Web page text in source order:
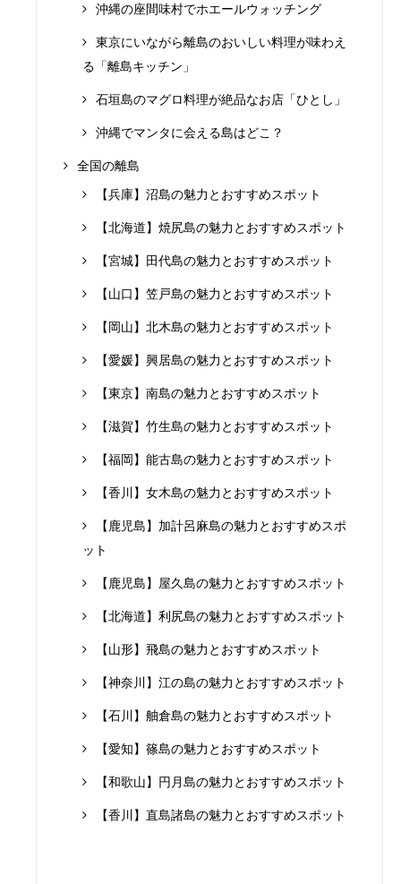
沖縄の座間味村でホエールウォッチング
東京にいながら離島のおいしい料理が味わえ
る「離島キッチン」
石垣島のマグロ料理が絶品なお店「ひとし」
沖縄でマンタに会える島はどこ？
全国の離島
【兵庫】沼島の魅力とおすすめスポット
【北海道】焼尻島の魅力とおすすめスポット
【宮城】田代島の魅力とおすすめスポット
【山口】笠戸島の魅力とおすすめスポット
【岡山】北木島の魅力とおすすめスポット
【愛媛】興居島の魅力とおすすめスポット
【東京】南島の魅力とおすすめスポット
【滋賀】竹生島の魅力とおすすめスポット
【福岡】能古島の魅力とおすすめスポット
【香川】女木島の魅力とおすすめスポット
【鹿児島】加計呂麻島の魅力とおすすめスポ
ット
【鹿児島】屋久島の魅力とおすすめスポット
【北海道】利尻島の魅力とおすすめスポット
【山形】飛島の魅力とおすすめスポット
【神奈川】江の島の魅力とおすすめスポット
【石川】舳倉島の魅力とおすすめスポット
【愛知】篠島の魅力とおすすめスポット
【和歌山】円月島の魅力とおすすめスポット
【香川】直島諸島の魅力とおすすめスポット